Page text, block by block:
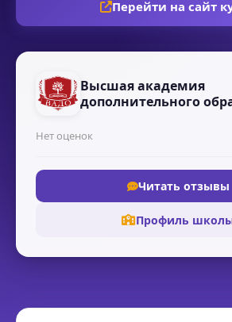
Перейти на сайт
Высшая академия
дополнительного
Нет оценок
Читать отзывы
Профиль